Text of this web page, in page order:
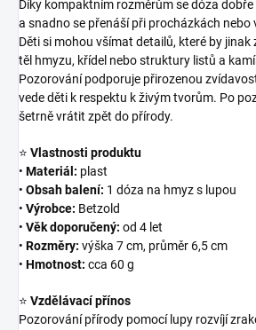
Díky kompaktním rozměrům se dóza
a snadno se přenáší při procházkách nebo
Děti si mohou všímat detailů, které by
těl hmyzu, křídel nebo struktury listů a
Pozorování podporuje přirozenou
vede děti k respektu k živým tvorům. Po
šetrně vrátit zpět do přírody.
⭐ Vlastnosti produktu
• Materiál: plast
• Obsah balení: 1 dóza na hmyz s lupou
• Výrobce: Betzold
• Věk doporučený: od 4 let
• Rozměry: výška 7 cm, průměr 6,5 cm
• Hmotnost: cca 60 g
⭐ Vzdělávací přínos
Pozorování přírody pomocí lupy rozvíjí